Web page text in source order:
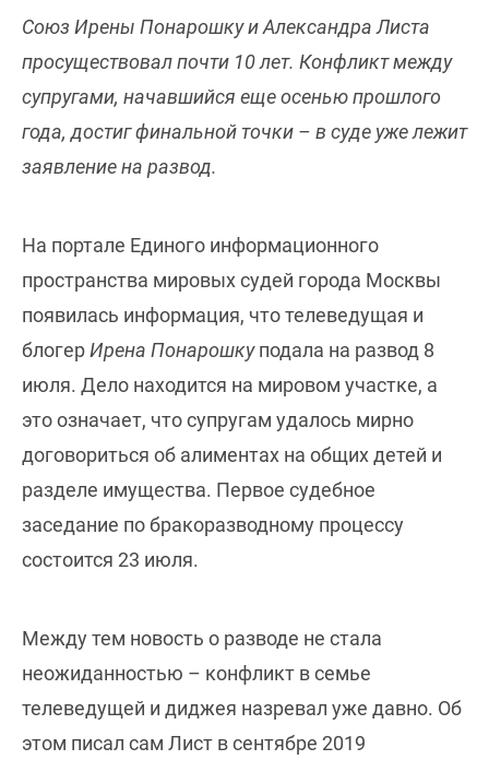
Союз Ирены Понарошку и Александра Листа
просуществовал почти 10 лет. Конфликт между
супругами, начавшийся еще осенью прошлого
года, достиг финальной точки – в суде уже лежит
заявление на развод.
На портале Единого информационного
пространства мировых судей города Москвы
появилась информация, что телеведущая и
блогерИрена Понарошкуподала на развод 8
июля. Дело находится на мировом участке, а
это означает, что супругам удалось мирно
договориться об алиментах на общих детей и
разделе имущества. Первое судебное
заседание по бракоразводному процессу
состоится 23 июля.
Между тем новость о разводе не стала
неожиданностью – конфликт в семье
телеведущей и диджея назревал уже давно. Об
этом писал сам Лист в сентябре 2019